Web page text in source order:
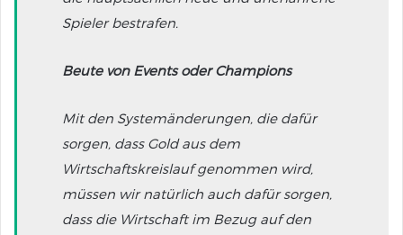
Spieler bestrafen.
Beute von Events oder Champions
Mit den Systemänderungen, die dafür
sorgen, dass Gold aus dem
Wirtschaftskreislauf genommen wird,
müssen wir natürlich auch dafür sorgen,
dass die Wirtschaft im Bezug auf den